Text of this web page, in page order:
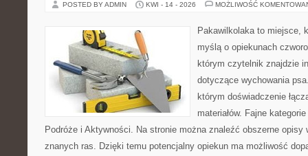
POSTED BY ADMIN KWI - 14 - 2026 MOŻLIWOŚĆ
Pakawilkolaka to miejsce,
myślą o opiekunach
którym czytelnik znajdzie
dotyczące wychowania
którym doświadczenie
materiałów. Fajne
Podróże i Aktywności. Na stronie można znaleźć obszerne opisy
znanych ras. Dzięki temu potencjalny opiekun ma możliwość